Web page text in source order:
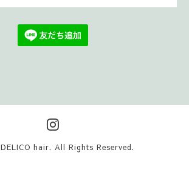
DELICO hair. All Rights Reserved.